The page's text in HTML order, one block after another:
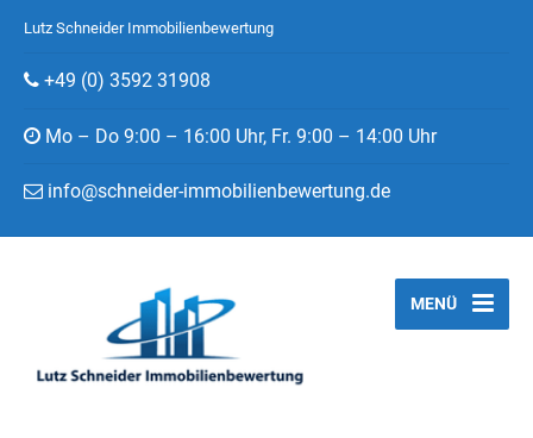
Lutz Schneider Immobilienbewertung
+49 (0) 3592 31908
Mo – Do 9:00 – 16:00 Uhr, Fr. 9:00 – 14:00 Uhr
info@schneider-immobilienbewertung.de
MENÜ